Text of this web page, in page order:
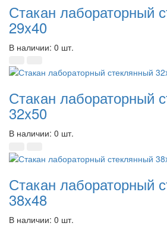
Стакан лабораторный
29x40
В наличии: 0 шт.
Стакан лабораторный
32x50
В наличии: 0 шт.
Стакан лабораторный
38x48
В наличии: 0 шт.